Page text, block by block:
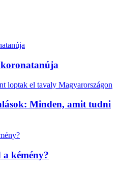
Minden, amit tudni
kémény?